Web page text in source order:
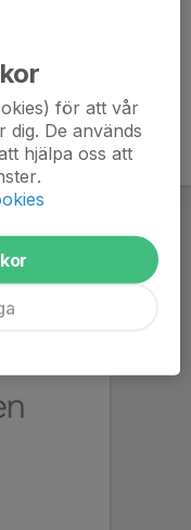
för att vår
De används
hjälpa oss att